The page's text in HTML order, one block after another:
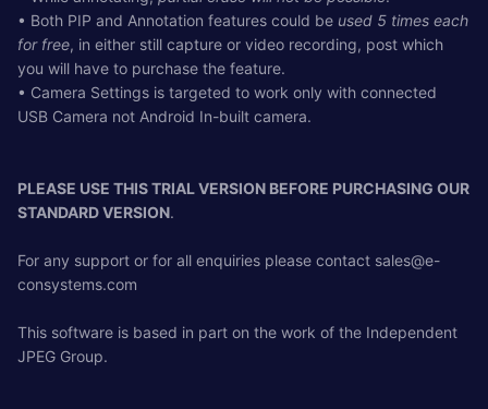
• Both PIP and Annotation features could be used 5 times each
for free, in either still capture or video recording, post which
you will have to purchase the feature.
• Camera Settings is targeted to work only with connected
USB Camera not Android In-built camera.
PLEASE USE THIS TRIAL VERSION BEFORE PURCHASING OUR
STANDARD VERSION.
For any support or for all enquiries please contact sales@e-
consystems.com
This software is based in part on the work of the Independent
JPEG Group.